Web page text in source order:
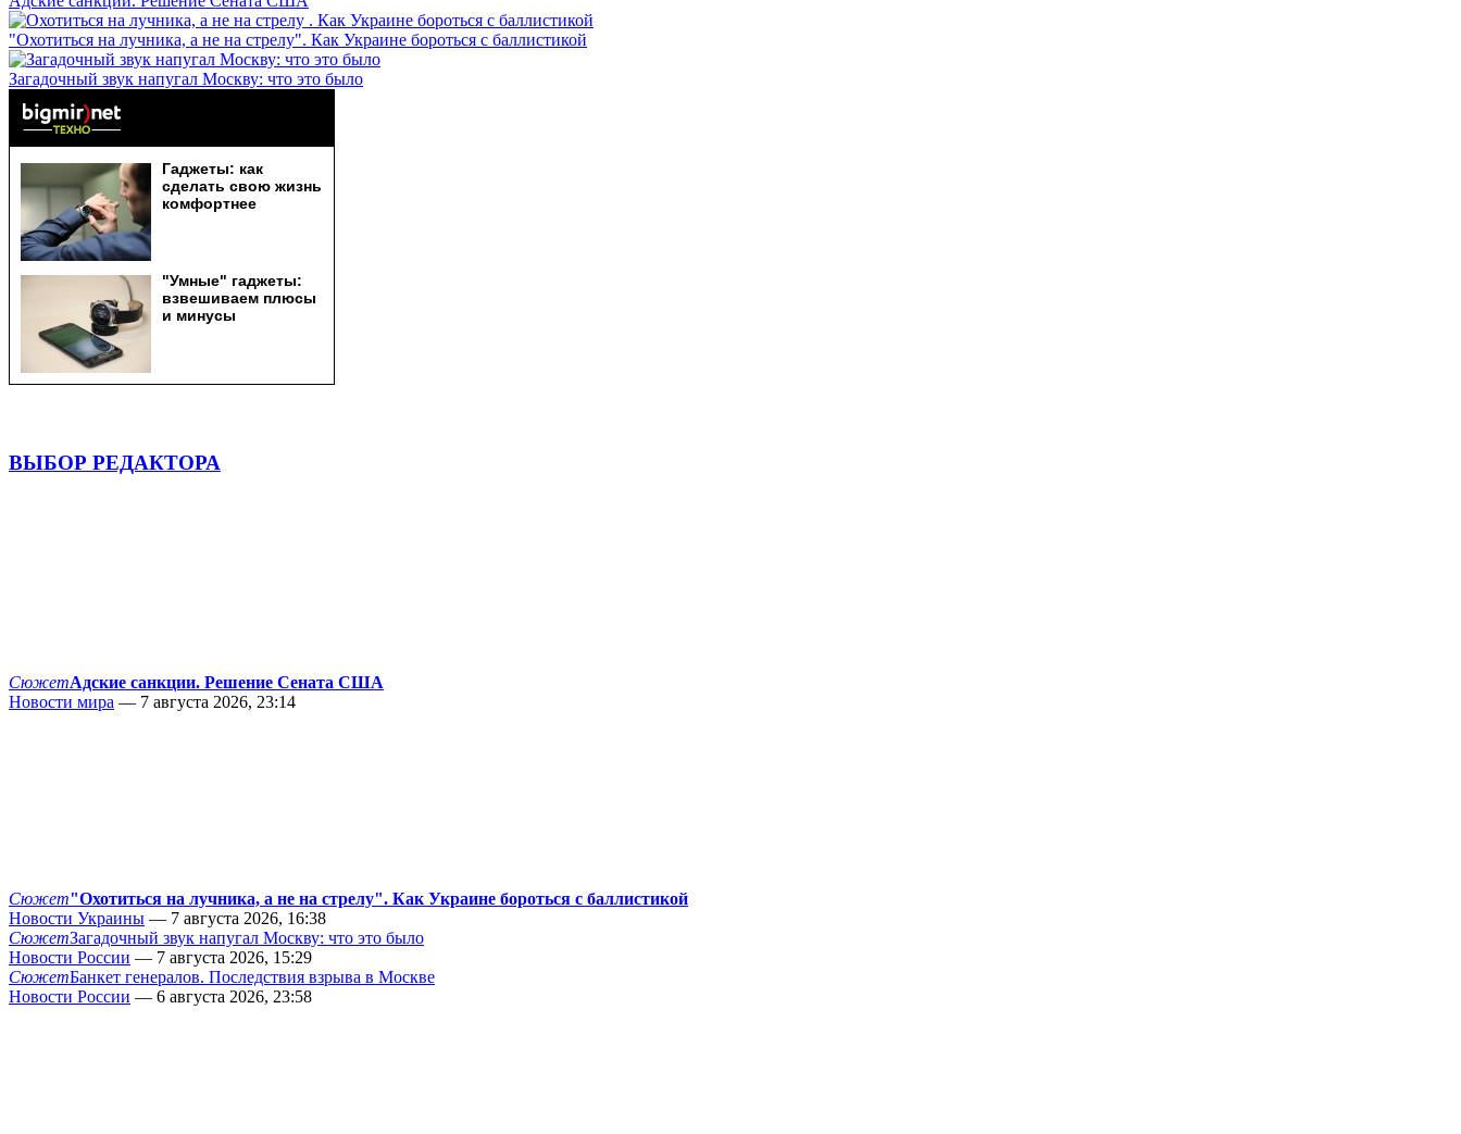
"Охотиться на лучника, а не на стрелу". Как Украине бороться с баллистикой
Загадочный звук напугал Москву: что это было
ВЫБОР РЕДАКТОРА
СюжетАдские санкции. Решение Сената США
Новости мира — 7 августа 2026, 23:14
Сюжет"Охотиться на лучника, а не на стрелу". Как Украине бороться с баллистикой
Новости Украины — 7 августа 2026, 16:38
СюжетЗагадочный звук напугал Москву: что это было
Новости России — 7 августа 2026, 15:29
СюжетБанкет генералов. Последствия взрыва в Москве
Новости России — 6 августа 2026, 23:58